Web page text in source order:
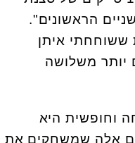
הראשונים".
ששוחחתי איתן
יותר משלושה
וחופשית היא
אלה שמשחקים את